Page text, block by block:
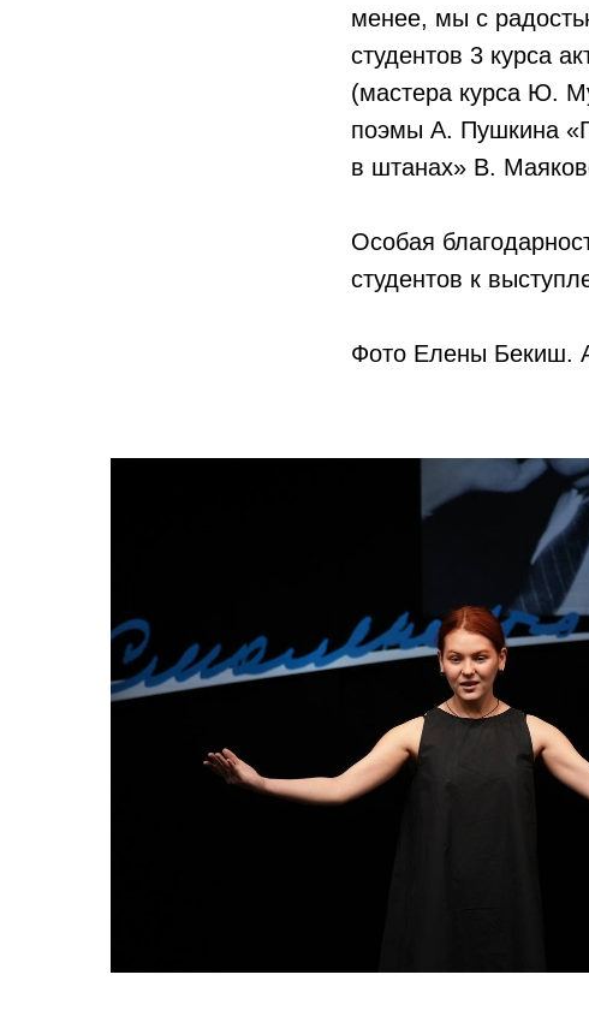
менее, мы с
студентов 3 курса
(мастера курса Ю.
поэмы А. Пушкина
в штанах» В.
Особая
студентов к
Фото Елены Бекиш.